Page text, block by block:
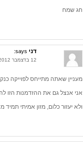
חג שמח
דני says:
12 בדצמבר 2012 בשעה 22:34
מעניין שאתה מתייחס לפוייקה
אני אנצל גם את ההזדמנות הזו
ולא יעזור כלום, מזון אמיתי תמיד